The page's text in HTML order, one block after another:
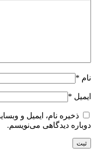
نام *
ایمیل *
ذخیره نام، ایمیل و
دوباره دیدگاهی می‌نویسم.